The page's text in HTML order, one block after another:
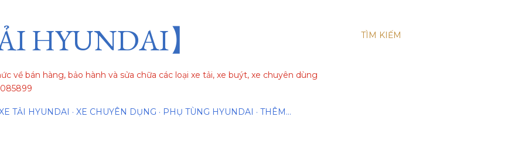
TÌM KIẾM
HYUNDAI】
về bán hàng, bảo hành và sửa chữa các loại xe tải, xe buýt, xe chuyên dùng
TẢI HYUNDAI XE CHUYÊN DỤNG PHỤ TÙNG HYUNDAI THÊM…